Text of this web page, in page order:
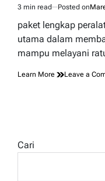
Estimated
read
time
3 min read Posted on
paket lengkap
utama dalam
mampu melayani
Learn More Leave a
Cari